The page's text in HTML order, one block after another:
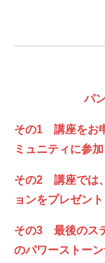
パ
その1 講座をお
ミュニティに参
その2 講座では
ョンをプレゼント
その3 最後のス
のパワーストー